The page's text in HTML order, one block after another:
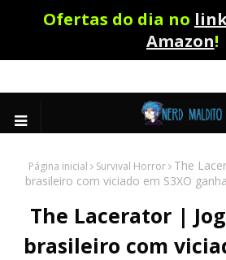
Ofertas do dia no
Amazon!
Página inicial Survival Horror
The
brasileiro com viciado em S3XO
The Lacerator |
brasileiro com